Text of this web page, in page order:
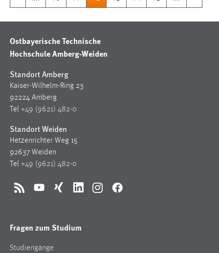
Ostbayerische Technische
Hochschule Amberg-Weiden
Standort Amberg
Kaiser-Wilhelm-Ring 23
92224 Amberg
Tel +49 (9621) 482-0
Standort Weiden
Hetzenrichter Weg 15
92637 Weiden
Tel +49 (9621) 482-0
RSS YouTubeXing LinkedInInstagramFacebook
Fragen zum Studium
Studiengänge